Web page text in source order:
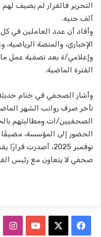
آلف جنيه.
وأفاد أن عدد العاملين في كل
الفترة الماضية.
وأشار الصحفي في ختام حديثه
تأخر صرف رواتب الشهر
الصحفيين/ات ومطالبتهم
صحفي لا يتعاون مع رئيس